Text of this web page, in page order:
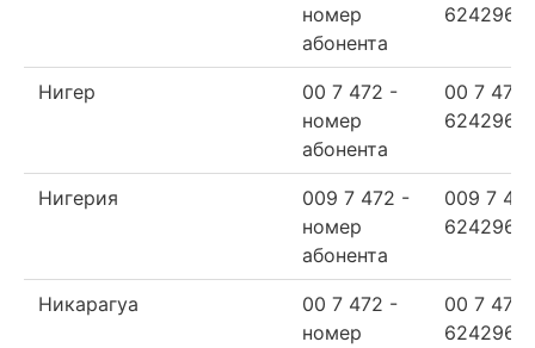
номер
абонента
624296
Нигер
00 7 472 -
номер
абонента
00 7 472
624296
Нигерия
009 7 472 -
номер
абонента
009 7
624296
Никарагуа
00 7 472 -
номер
00 7 472
624296